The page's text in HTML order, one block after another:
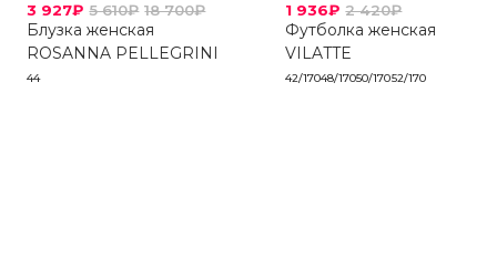
3 927₽ 5 610₽ 18 700₽
Блузка женская
ROSANNA PELLEGRINI
44
1 936₽ 2 420₽
Футболка женская
VILATTE
42/17048/17050/17052/170